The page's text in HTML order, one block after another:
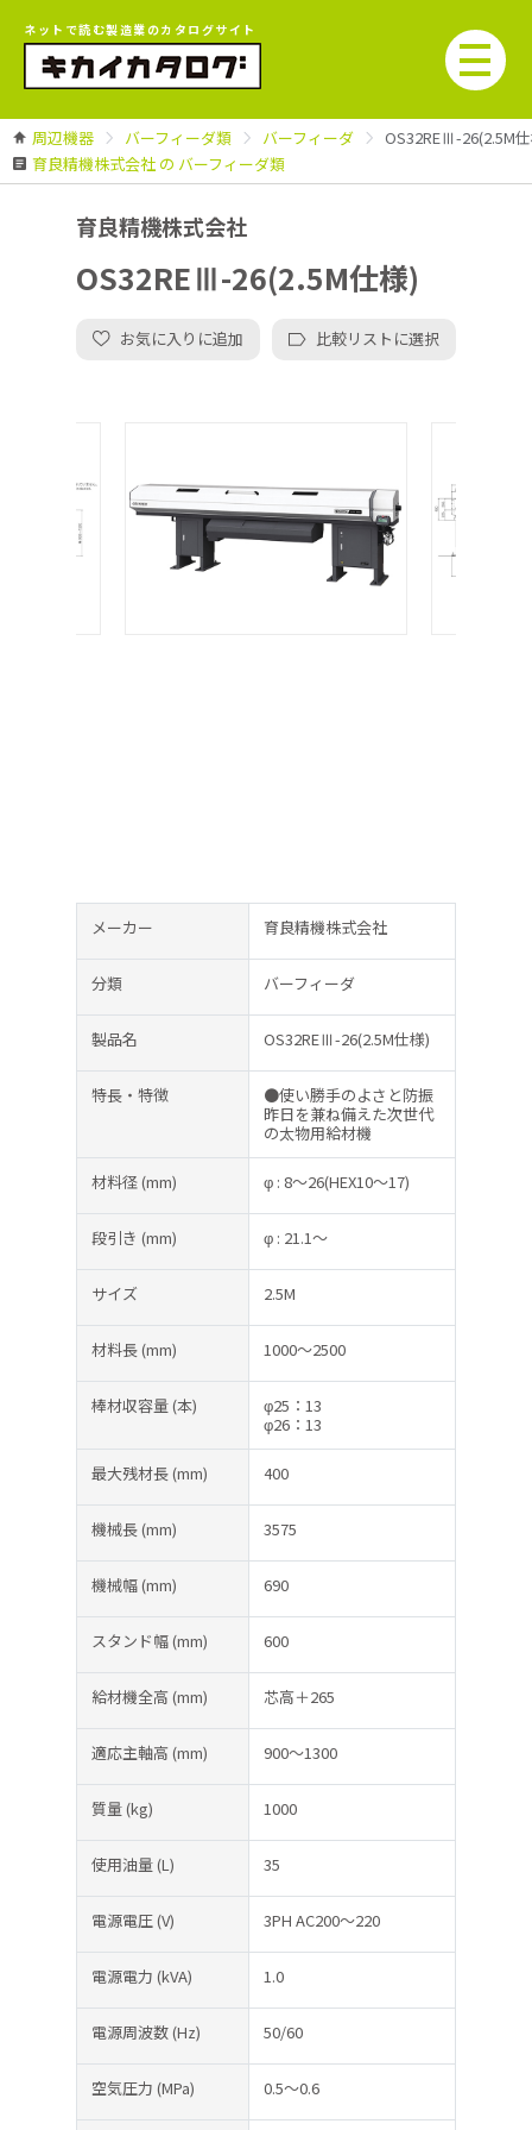
ネットで読む製造業のカタログサイト
周辺機器 バーフィーダ類 バーフィーダ
OS32REⅢ-26(2.5M
育良精機株式会社 の バーフィーダ類
育良精機株式会社
OS32REⅢ-26(2.5M仕様)
お気に入りに追加 比較リストに選択
メーカー 育良精機株式会社
分類 バーフィーダ
製品名 OS32REⅢ-26(2.5M仕様)
特長・特徴
●使い勝手のよさと防振
昨日を兼ね備えた次世代
の太物用給材機
材料径(mm) φ : 8～26(HEX10～17)
段引き (mm) φ : 21.1～
サイズ 2.5M
材料長(mm) 1000～2500
棒材収容量(本)
φ25：13
φ26：13
最大残材長(mm) 400
機械長(mm) 3575
機械幅(mm) 690
スタンド幅(mm) 600
給材機全高(mm) 芯高＋265
適応主軸高(mm) 900～1300
質量(kg) 1000
使用油量(L) 35
電源電圧(V) 3PH AC200～220
電源電力 (kVA) 1.0
電源周波数(Hz) 50/60
空気圧力 (MPa) 0.5～0.6